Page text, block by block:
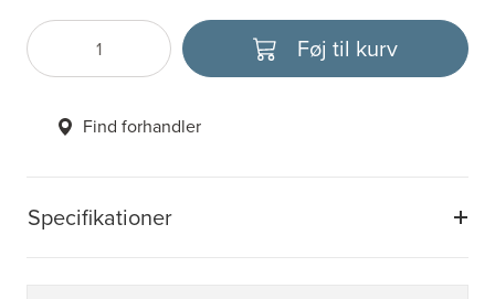
Specifikationer
Antal
Vælg enhed Føj til kurv
Find forhandler